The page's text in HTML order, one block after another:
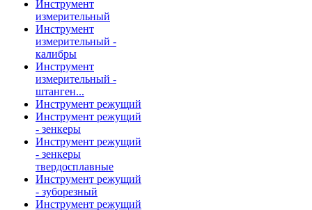
Инструмент
измерительный
Инструмент
измерительный -
калибры
Инструмент
измерительный -
штанген...
Инструмент режущий
Инструмент режущий
- зенкеры
Инструмент режущий
- зенкеры
твердосплавные
Инструмент режущий
- зуборезный
Инструмент режущий